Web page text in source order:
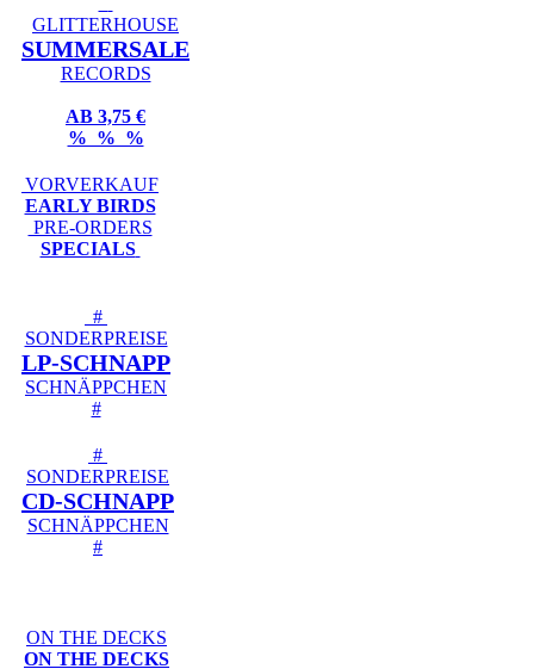
GLITTERHOUSE
SUMMERSALE
RECORDS
AB 3,75 €
% % %
VORVERKAUF
EARLY BIRDS
PRE-ORDERS
SPECIALS
#
SONDERPREISE
LP-SCHNAPP
SCHNÄPPCHEN
#
#
SONDERPREISE
CD-SCHNAPP
SCHNÄPPCHEN
#
ON THE DECKS
ON THE DECKS